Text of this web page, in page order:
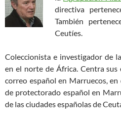
directiva
También
Ceutíes.
Coleccionista e investigador de
en el norte de África. Centra sus
correo español en Marruecos,
de protectorado español en
de las ciudades españolas de